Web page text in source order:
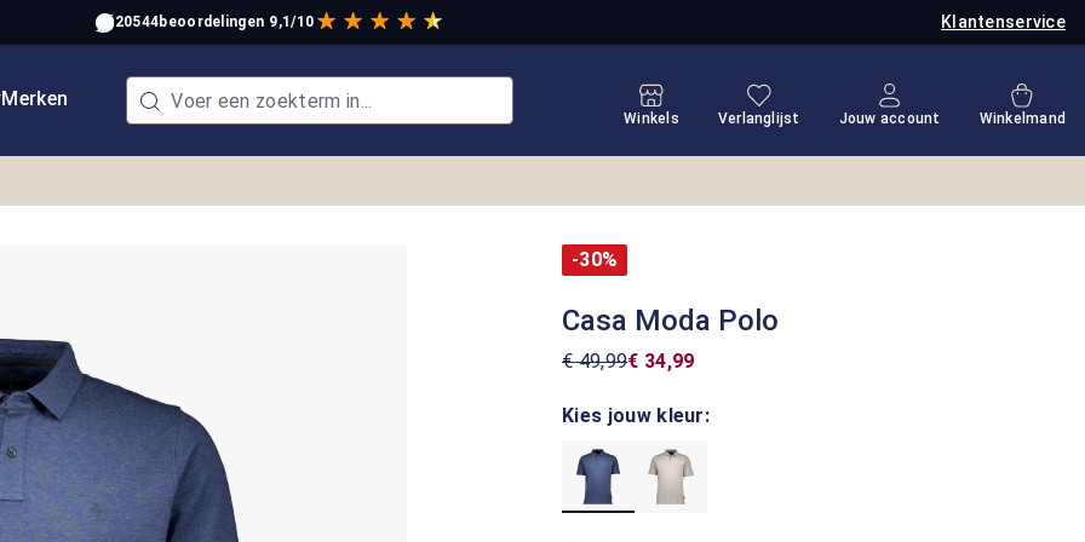
Klantenservice
20544beoordelingen 9,1/10
Merken
Winkels
Je hebt 0 items op je verlanglijstje
Verlanglijst Jouw account Winkelmand
-30%
Casa Moda Polo
€ 49,99€ 34,99
Kies jouw kleur: